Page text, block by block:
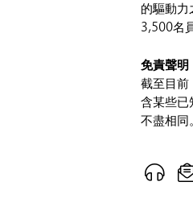
的驅動
3,500名
免責聲明
截至目前
含某些已
不盡相同